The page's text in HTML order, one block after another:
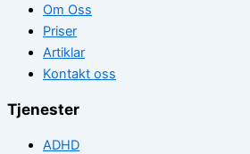
Om Oss
Priser
Artiklar
Kontakt oss
Tjenester
ADHD